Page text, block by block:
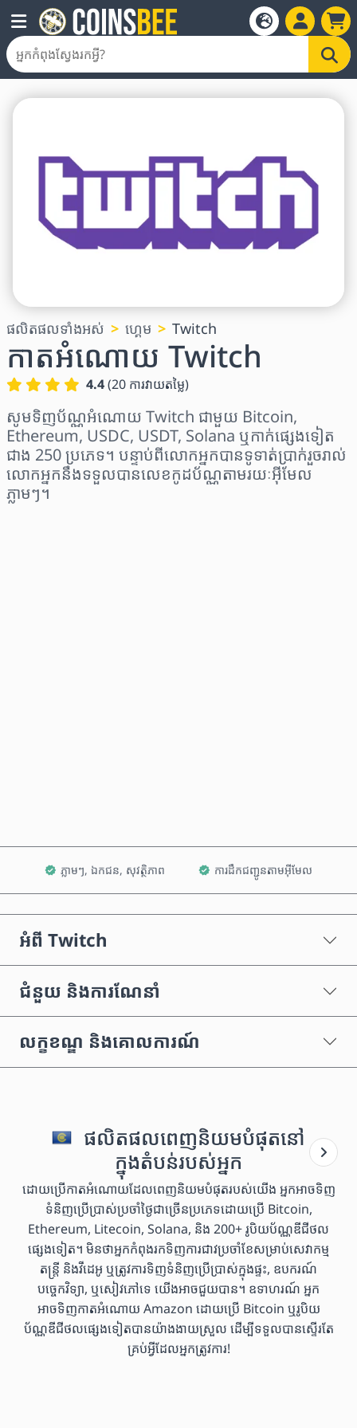
ផលិតផលទាំងអស់ ហ្គេម Twitch
កាតអំណោយ Twitch
4.4(20 ការវាយតម្លៃ)
សូមទិញប័ណ្ណអំណោយ Twitch ជាមួយ Bitcoin,
Ethereum, USDC, USDT, Solana ឬកាក់ផ្សេងទៀត
ជាង 250 ប្រភេទ។ បន្ទាប់ពីលោកអ្នកបានទូទាត់ប្រាក់រួចរាល់
លោកអ្នកនឹងទទួលបានលេខកូដប័ណ្ណតាមរយៈអ៊ីមែល
ភ្លាមៗ។
ភ្លាមៗ, ឯកជន, សុវត្ថិភាព ការដឹកជញ្ជូនតាមអ៊ីមែល
អំពី Twitch
ជំនួយ និងការណែនាំ
លក្ខខណ្ឌ និងគោលការណ៍
ផលិតផលពេញនិយមបំផុតនៅ
ក្នុងតំបន់របស់អ្នក
ដោយប្រើកាតអំណោយដែលពេញនិយមបំផុតរបស់យើង អ្នកអាចទិញ
ទំនិញប្រើប្រាស់ប្រចាំថ្ងៃជាច្រើនប្រភេទដោយប្រើ Bitcoin,
Ethereum, Litecoin, Solana, និង 200+ រូបិយប័ណ្ណឌីជីថល
ផ្សេងទៀត។ មិនថាអ្នកកំពុងរកទិញការជាវប្រចាំខែសម្រាប់សេវាកម្ម
តន្ត្រី និងវីដេអូ ឬត្រូវការទិញទំនិញប្រើប្រាស់ក្នុងផ្ទះ, ឧបករណ៍
បច្ចេកវិទ្យា, ឬសៀវភៅទេ យើងអាចជួយបាន។ ឧទាហរណ៍ អ្នក
អាចទិញកាតអំណោយ Amazon ដោយប្រើ Bitcoin ឬរូបិយ
ប័ណ្ណឌីជីថលផ្សេងទៀតបានយ៉ាងងាយស្រួល ដើម្បីទទួលបានស្ទើរតែ
គ្រប់អ្វីដែលអ្នកត្រូវការ!